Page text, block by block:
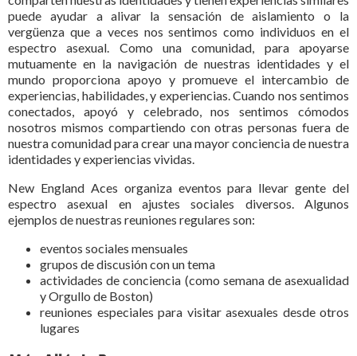
puede ayudar a alivar la sensación de aislamiento o la
vergüenza que a veces nos sentimos como individuos en el
espectro asexual. Como una comunidad, para apoyarse
mutuamente en la navigación de nuestras identidades y el
mundo proporciona apoyo y promueve el intercambio de
experiencias, habilidades, y experiencias. Cuando nos sentimos
conectados, apoyó y celebrado, nos sentimos cómodos
nosotros mismos compartiendo con otras personas fuera de
nuestra comunidad para crear una mayor conciencia de nuestra
identidades y experiencias vividas.
New England Aces organiza eventos para llevar gente del
espectro asexual en ajustes sociales diversos. Algunos
ejemplos de nuestras reuniones regulares son:
eventos sociales mensuales
grupos de discusión con un tema
actividades de conciencia (como semana de asexualidad
y Orgullo de Boston)
reuniones especiales para visitar asexuales desde otros
lugares